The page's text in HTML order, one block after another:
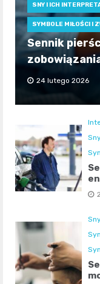
SNY I ICH
SYMBOLE MIŁOŚCI I
Sennik
24 lutego 2026